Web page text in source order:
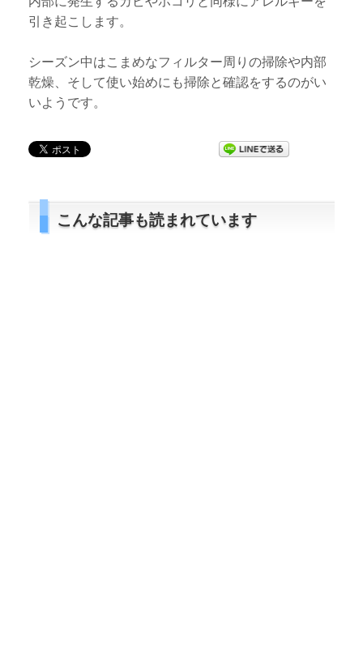
引き起こします。
シーズン中はこまめなフィルター周りの掃除や内部
乾燥、そして使い始めにも掃除と確認をするのがい
いようです。
こんな記事も読まれています